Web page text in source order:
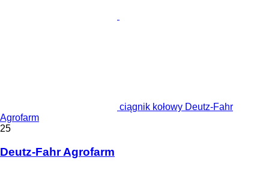
ciągnik kołowy Deutz-Fahr
Agrofarm
25
Deutz-Fahr Agrofarm